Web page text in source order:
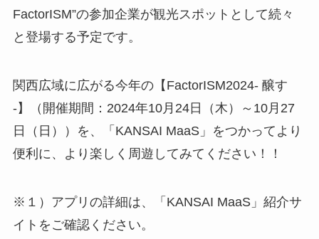
FactorISM”の参加企業が観光スポットとして続々
と登場する予定です。
関西広域に広がる今年の【FactorISM2024- 醸す
-】（開催期間：2024年10月24日（木）～10月27
日（日））を、「KANSAI MaaS」をつかってより
便利に、より楽しく周遊してみてください！！
※１）アプリの詳細は、「KANSAI MaaS」紹介サ
イトをご確認ください。